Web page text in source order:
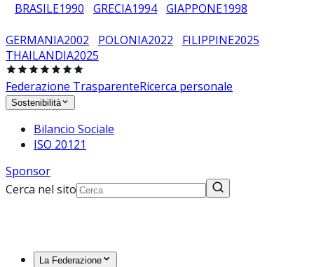
BRASILE1990 GRECIA1994 GIAPPONE1998
GERMANIA2002 POLONIA2022 FILIPPINE2025
THAILANDIA2025
Federazione TrasparenteRicerca personale
Sostenibilità
Bilancio Sociale
ISO 20121
Sponsor
Cerca nel sito
La Federazione